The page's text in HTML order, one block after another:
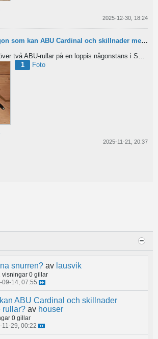
2025-12-30, 18:24
som kan ABU Cardinal och skillnader mellan äldre rullar?
1
Foto
2025-11-21, 20:37
snurren? av lausvik
visningar 0 gillar
09-14, 07:55
ABU Cardinal och skillnader
rullar? av houser
0 gillar
11-29, 00:22